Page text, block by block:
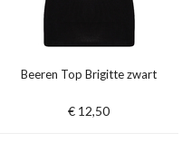
Beeren Top Brigitte zwart
€ 12,50